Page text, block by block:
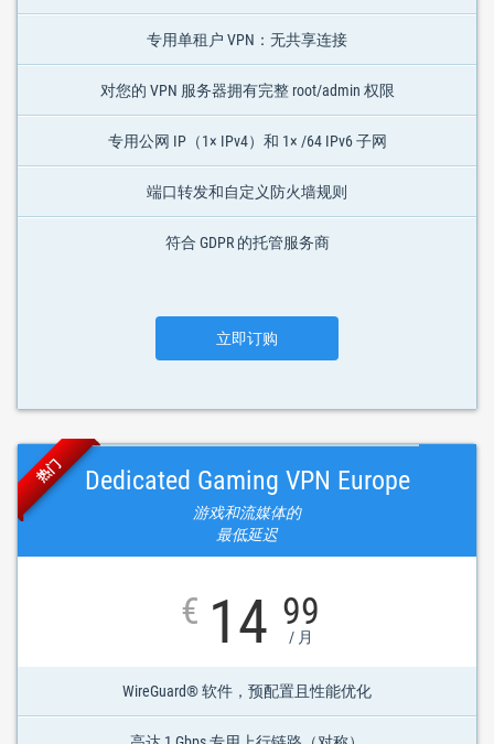
专用单租户 VPN：无共享连接
对您的 VPN 服务器拥有完整 root/admin 权限
专用公网 IP（1× IPv4）和 1× /64 IPv6 子网
端口转发和自定义防火墙规则
符合 GDPR 的托管服务商
立即订购
Dedicated Gaming VPN Europe
游戏和流媒体的
最低延迟
热门
€ 14 99
/ 月
WireGuard® 软件，预配置且性能优化